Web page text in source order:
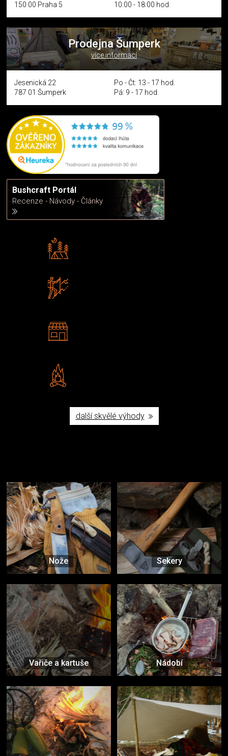
150 00 Praha 5
10:00 - 18:00 hod.
Prodejna Šumperk
více informací
Jesenická 22
787 01 Šumperk
Po - Čt: 13 - 17 hod.
Pá: 9 - 17 hod.
Bushcraft Portál
Recenze - Návody - Články
další skvělé výhody
Nože Sekery
Vařiče a kartuše Nádobí